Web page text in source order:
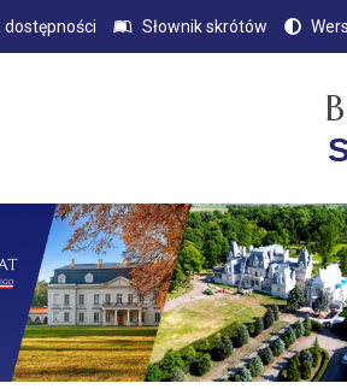
dostępności Słownik skrótów